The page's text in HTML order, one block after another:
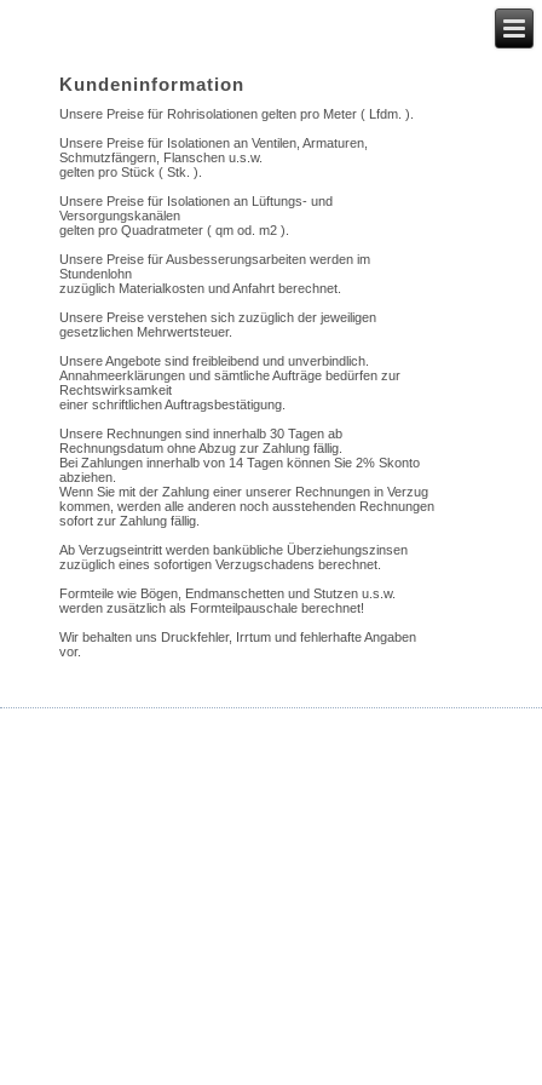
Kundeninformation
Unsere Preise für Rohrisolationen gelten pro Meter ( Lfdm. ).
Unsere Preise für Isolationen an Ventilen, Armaturen,
Schmutzfängern, Flanschen u.s.w.
gelten pro Stück ( Stk. ).
Unsere Preise für Isolationen an Lüftungs- und
Versorgungskanälen
gelten pro Quadratmeter ( qm od. m2 ).
Unsere Preise für Ausbesserungsarbeiten werden im
Stundenlohn
zuzüglich Materialkosten und Anfahrt berechnet.
Unsere Preise verstehen sich zuzüglich der jeweiligen
gesetzlichen Mehrwertsteuer.
Unsere Angebote sind freibleibend und unverbindlich.
Annahmeerklärungen und sämtliche Aufträge bedürfen zur
Rechtswirksamkeit
einer schriftlichen Auftragsbestätigung.
Unsere Rechnungen sind innerhalb 30 Tagen ab
Rechnungsdatum ohne Abzug zur Zahlung fällig.
Bei Zahlungen innerhalb von 14 Tagen können Sie 2% Skonto
abziehen.
Wenn Sie mit der Zahlung einer unserer Rechnungen in Verzug
kommen, werden alle anderen noch ausstehenden Rechnungen
sofort zur Zahlung fällig.
Ab Verzugseintritt werden bankübliche Überziehungszinsen
zuzüglich eines sofortigen Verzugschadens berechnet.
Formteile wie Bögen, Endmanschetten und Stutzen u.s.w.
werden zusätzlich als Formteilpauschale berechnet!
Wir behalten uns Druckfehler, Irrtum und fehlerhafte Angaben
vor.